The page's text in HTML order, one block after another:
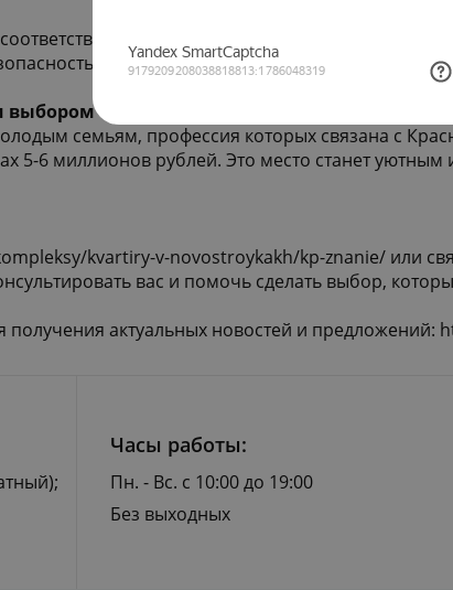
требованиям 214-ФЗ и предлагает
но и уверенность в качестве будущего
выбором
семьям, профессия которых связана с
5-6 миллионов рублей. Это место станет
kvartiry-v-novostroykakh/kp-znanie/ или
вас и помочь сделать выбор,
актуальных новостей и предложений:
Часы работы:
Пн. - Вс. с 10:00 до 19:00
Без выходных